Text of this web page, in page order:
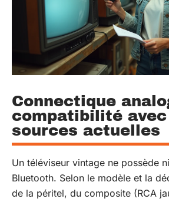
Connectique
compatibilité
sources actuelles
Un téléviseur vintage ne possède
Bluetooth. Selon le modèle et la
de la péritel, du composite (RCA